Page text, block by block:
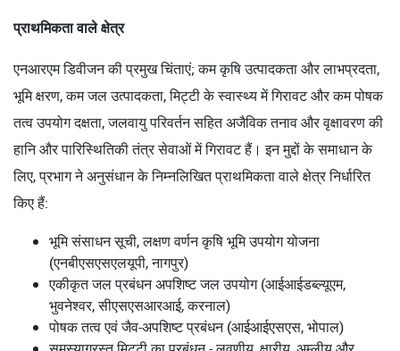
प्राथमिकता वाले क्षेत्र
एनआरएम डिवीजन की प्रमुख चिंताएं; कम कृषि उत्पादकता और लाभप्रदता,
भूमि क्षरण, कम जल उत्पादकता, मिट्टी के स्वास्थ्य में गिरावट और कम पोषक
तत्व उपयोग दक्षता, जलवायु परिवर्तन सहित अजैविक तनाव और वृक्षावरण की
हानि और पारिस्थितिकी तंत्र सेवाओं में गिरावट हैं। इन मुद्दों के समाधान के
लिए, प्रभाग ने अनुसंधान के निम्नलिखित प्राथमिकता वाले क्षेत्र निर्धारित
किए हैं:
भूमि संसाधन सूची, लक्षण वर्णन कृषि भूमि उपयोग योजना
(एनबीएसएसएलयूपी, नागपुर)
एकीकृत जल प्रबंधन अपशिष्ट जल उपयोग (आईआईडब्ल्यूएम,
भुवनेश्वर, सीएसएसआरआई, करनाल)
पोषक तत्व एवं जैव-अपशिष्ट प्रबंधन (आईआईएसएस, भोपाल)